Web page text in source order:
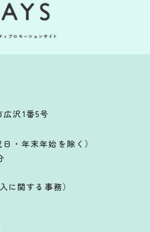
沢1番5号
・年末年始を除く）
に関する事務）